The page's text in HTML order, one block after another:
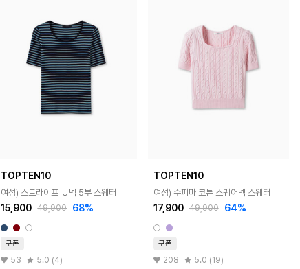
TOPTEN10
여성) 스트라이프 Ｕ넥 5부 스웨터
15,900 49,900 68%
쿠폰
53 5.0 (4)
TOPTEN10
여성) 수피마 코튼 스퀘어넥 스웨터
17,900 49,900 64%
쿠폰
208 5.0 (19)